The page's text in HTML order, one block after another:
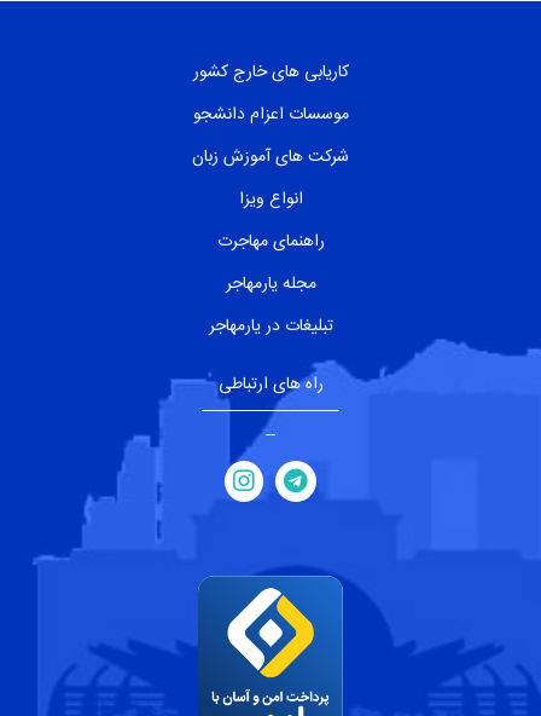
کاریابی های خارج کشور
موسسات اعزام دانشجو
شرکت های آموزش زبان
انواع ویزا
راهنمای مهاجرت
مجله یارمهاجر
تبلیغات در یارمهاجر
راه های ارتباطی
--